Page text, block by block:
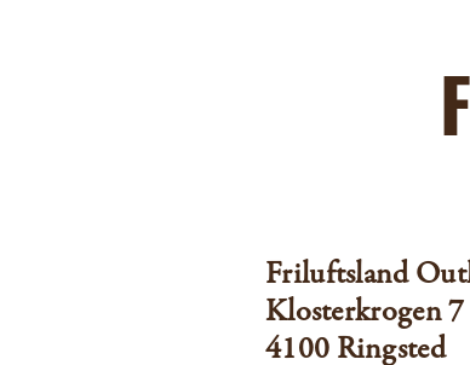
Friluftsland
Klosterkrogen 7
4100 Ringsted